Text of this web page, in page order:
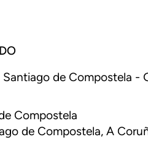
de Compostela -
Compostela
de Compostela, A